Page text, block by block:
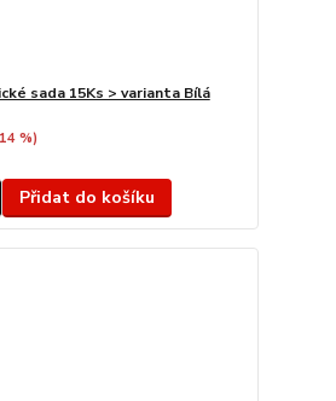
sada 15Ks > varianta Bílá
%)
Přidat do košíku